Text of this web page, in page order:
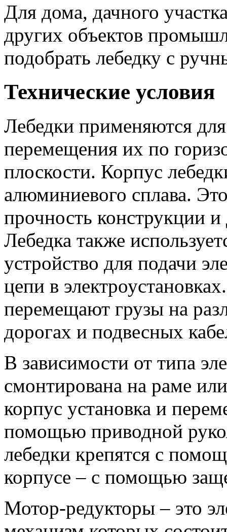
Для дома, дачного
других объектов
подобрать лебедку с
Технические условия
Лебедки применяются
перемещения их по
плоскости. Корпус
алюминиевого сплава.
прочность конструкции
Лебедка также
устройство для подачи
цепи в
перемещают грузы на
дорогах и подвесных
В зависимости от типа
смонтирована на раме
корпус установка и
помощью приводной
лебедки крепятся с
корпусе – с помощью
Мотор-редукторы – это